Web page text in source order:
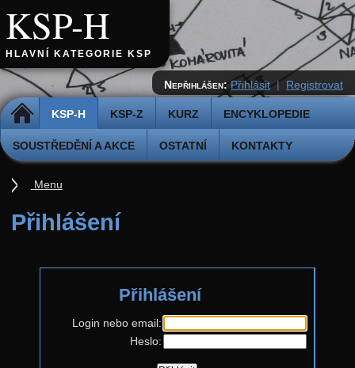
KSP-H
HLAVNÍ KATEGORIE KSP
DOMŮ KSP-H KSP-Z KURZ ENCYKLOPEDIE
SOUSTŘEDĚNÍ A AKCE OSTATNÍ KONTAKTY
Nepřihlášen: Přihlásit | Registrovat
Přihlášení
Přihlášení
Login nebo email:
Heslo:
Menu
Aktuální ročník (38.)